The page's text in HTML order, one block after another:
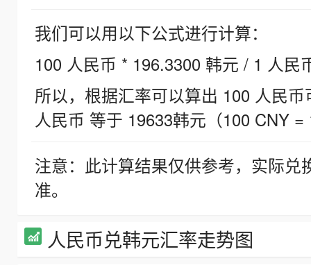
我们可以用以下公式进行计算：
100 人民币 * 196.3300 韩元 / 1 人民
所以，根据汇率可以算出 100 人民
人民币 等于 19633韩元（100 CNY =
注意：此计算结果仅供参考，实际
准。
人民币兑韩元汇率走势图